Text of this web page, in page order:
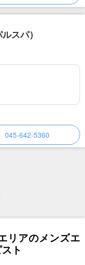
スパ）
045-642-5360
リアのメンズエ
ト